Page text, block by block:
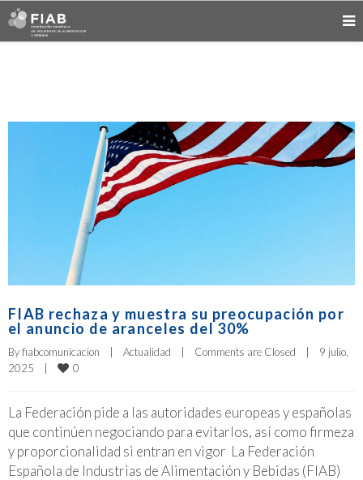
FIAB rechaza y muestra su preocupación por
el anuncio de aranceles del 30%
By fiabcomunicacion | Actualidad | Comments are Closed |
9 julio,
2025
| 0
La Federación pide a las autoridades europeas y españolas
que continúen negociando para evitarlos, así como firmeza
y proporcionalidad si entran en vigor La Federación
Española de Industrias de Alimentación y Bebidas (FIAB)